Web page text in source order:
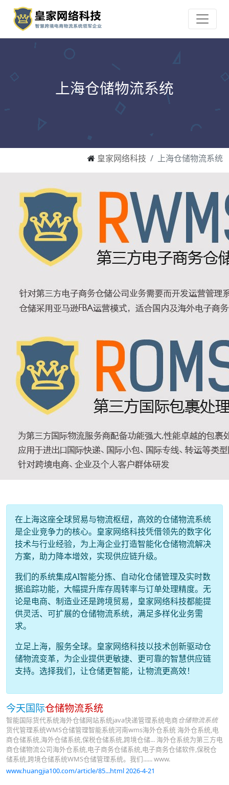
上海仓储物流系统
皇家网络科技 上海仓储物流系统
在上海这座全球贸易与物流枢纽，高效的仓储物流系统
是企业竞争力的核心。皇家网络科技凭借领先的数字化
技术与行业经验，为上海企业打造智能化仓储物流解决
方案，助力降本增效，实现供应链升级。
我们的系统集成AI智能分拣、自动化仓储管理及实时数
据追踪功能，大幅提升库存周转率与订单处理精度。无
论是电商、制造业还是跨境贸易，皇家网络科技都能提
供灵活、可扩展的仓储物流系统，满足多样化业务需
求。
立足上海，服务全球。皇家网络科技以技术创新驱动仓
储物流变革，为企业提供更敏捷、更可靠的智慧供应链
支持。选择我们，让仓储更智能，让物流更高效！
今天国际仓储物流系统
智能国际货代系统海外仓储网站系统java快递管理系统电商仓储物流系统
货代管理系统WMS仓储管理智能系统河南wms海外仓系统 海外仓系统,电
商仓储系统,海外仓储系统,保税仓储系统,跨境仓储... 海外仓系统为第三方电
商仓储物流公司海外仓系统,电子商务仓储系统,电子商务仓储软件,保税仓
储系统,跨境仓储系统WMS仓储管理系统。我们...... www.
www.huangjia100.com/article/85...html 2026-4-21